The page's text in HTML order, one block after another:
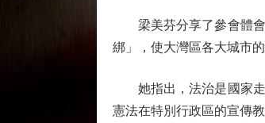
梁美芬分享了參會體會
綁」，使大灣區各大城市
她指出，法治是國家走
憲法在特別行政區的宣傳